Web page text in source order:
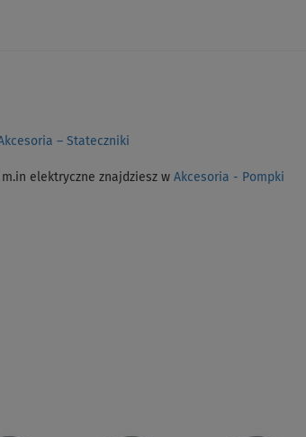
– Stateczniki
elektryczne znajdziesz w Akcesoria - Pompki